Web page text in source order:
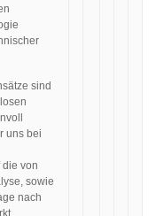
sind
uns bei
von
sowie
nach